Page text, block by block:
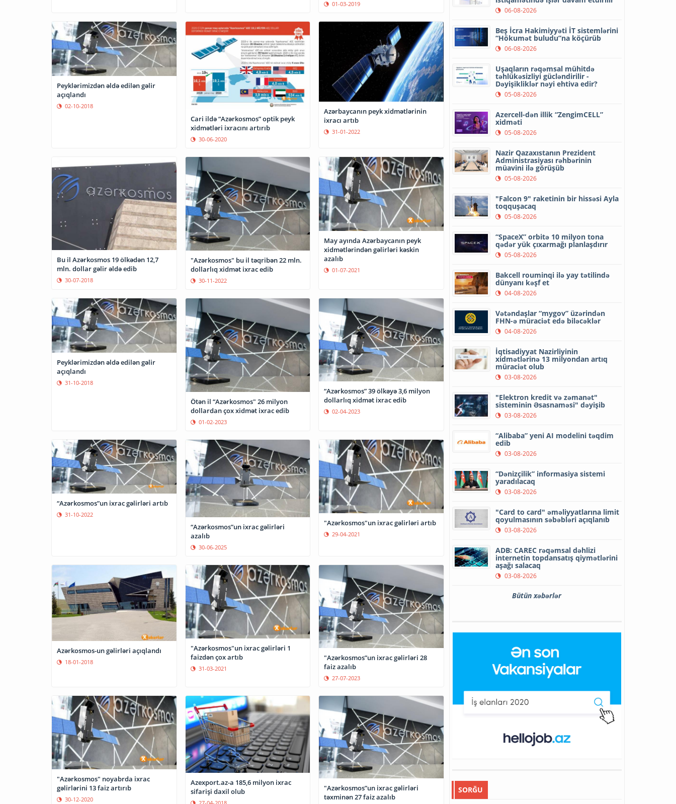
01-03-2019
Peyklərimizdən əldə edilən gəlir
açıqlandı
02-10-2018
Cari ildə “Azərkosmos” optik peyk
xidmətləri ixracını artırıb
30-06-2020
Azərbaycanın peyk xidmətlərinin
ixracı artıb
31-01-2022
Bu il Azərkosmos 19 ölkədən 12,7
mln. dollar gəlir əldə edib
30-07-2018
"Azərkosmos" bu il təqribən 22 mln.
dollarlıq xidmət ixrac edib
30-11-2022
May ayında Azərbaycanın peyk
xidmətlərindən gəlirləri kəskin
azalıb
01-07-2021
Peyklərimizdən əldə edilən gəlir
açıqlandı
31-10-2018
Ötən il “Azərkosmos" 26 milyon
dollardan çox xidmət ixrac edib
01-02-2023
“Azərkosmos” 39 ölkəyə 3,6 milyon
dollarlıq xidmət ixrac edib
02-04-2023
“Azərkosmos”un ixrac gəlirləri artıb
31-10-2022
“Azərkosmos”un ixrac gəlirləri
azalıb
30-06-2025
"Azərkosmos"un ixrac gəlirləri artıb
29-04-2021
Azərkosmos-un gəlirləri açıqlandı
18-01-2018
"Azərkosmos"un ixrac gəlirləri 1
faizdən çox artıb
31-03-2021
"Azərkosmos”un ixrac gəlirləri 28
faiz azalıb
27-07-2023
"Azərkosmos" noyabrda ixrac
gəlirlərini 13 faiz artırıb
30-12-2020
Azexport.az-a 185,6 milyon ixrac
sifarişi daxil olub
"Azərkosmos”un ixrac gəlirləri
təxminən 27 faiz azalıb
06-08-2026
Beş İcra Hakimiyyəti İT sistemlərini
“Hökumət buludu”na köçürüb
06-08-2026
Uşaqların rəqəmsal mühitdə
təhlükəsizliyi gücləndirilir -
Dəyişikliklər nəyi ehtiva edir?
05-08-2026
Azercell-dən illik “ZengimCELL”
xidməti
05-08-2026
Nazir Qazaxıstanın Prezident
Administrasiyası rəhbərinin
müavini ilə görüşüb
05-08-2026
"Falcon 9" raketinin bir hissəsi Ayla
toqquşacaq
05-08-2026
“SpaceX” orbitə 10 milyon tona
qədər yük çıxarmağı planlaşdırır
05-08-2026
Bakcell rouminqi ilə yay tətilində
dünyanı kəşf et
04-08-2026
Vətəndaşlar “mygov” üzərindən
FHN-ə müraciət edə biləcəklər
04-08-2026
İqtisadiyyat Nazirliyinin
xidmətlərinə 13 milyondan artıq
müraciət olub
03-08-2026
"Elektron kredit və zəmanət"
sisteminin Əsasnaməsi" dəyişib
03-08-2026
“Alibaba” yeni AI modelini təqdim
edib
03-08-2026
“Dənizçilik” informasiya sistemi
yaradılacaq
03-08-2026
"Card to card" əməliyyatlarına limit
qoyulmasının səbəbləri açıqlanıb
03-08-2026
ADB: CAREC rəqəmsal dəhlizi
internetin topdansatış qiymətlərini
aşağı salacaq
03-08-2026
Bütün xəbərlər
SORĞU